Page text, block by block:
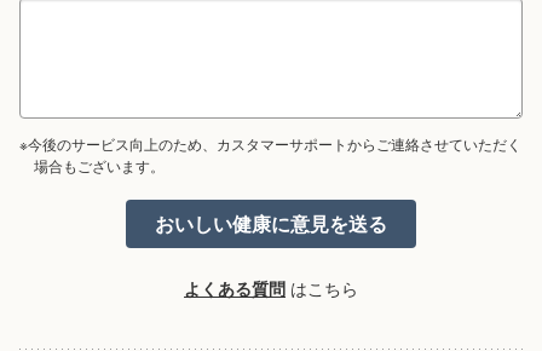
※今後のサービス向上のため、カスタマーサポートからご連絡させていただく
場合もございます。
よくある質問 はこちら